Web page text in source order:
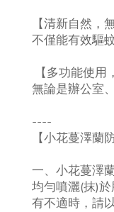
【清新自然，
不僅能有效驅
【多功能使用
無論是辦公室
----
【小花蔓澤蘭
一、小花蔓澤
均勻噴灑(抹)
有不適時，請